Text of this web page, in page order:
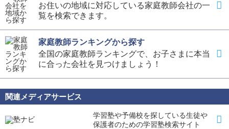
お住いの地域に対応している家庭教師会社の一
覧を検索できます。
家庭教師ランキングから探す
全国の家庭教師ランキングで、お子さまに本当
に合った会社を見つけましょう！
関連メディアサービス
学習塾や予備校を探している生徒や
保護者のための学習塾検索サイト